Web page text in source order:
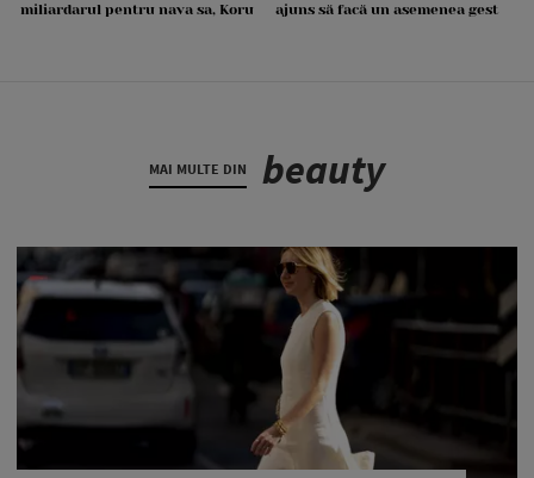
miliardarul pentru nava sa, Koru
ajuns să facă un asemenea gest
MAI MULTE DIN beauty